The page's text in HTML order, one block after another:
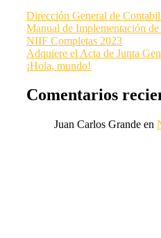
Dirección General de
Manual de Implementación
NIIF Completas 2023
Adquiere el Acta de Junta
¡Hola, mundo!
Comentarios
Juan Carlos Grande en